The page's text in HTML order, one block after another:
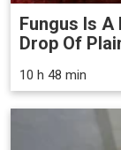
Fungus Is
Drop Of
10 h 48 min